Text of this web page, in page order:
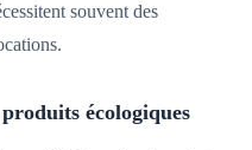
souvent des
écologiques